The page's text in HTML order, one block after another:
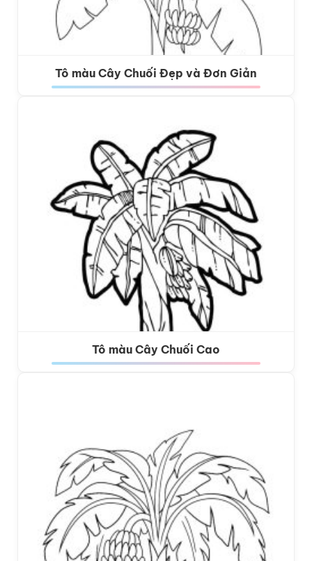
Tô màu Cây Chuối Đẹp và Đơn Giản
Tô màu Cây Chuối Cao